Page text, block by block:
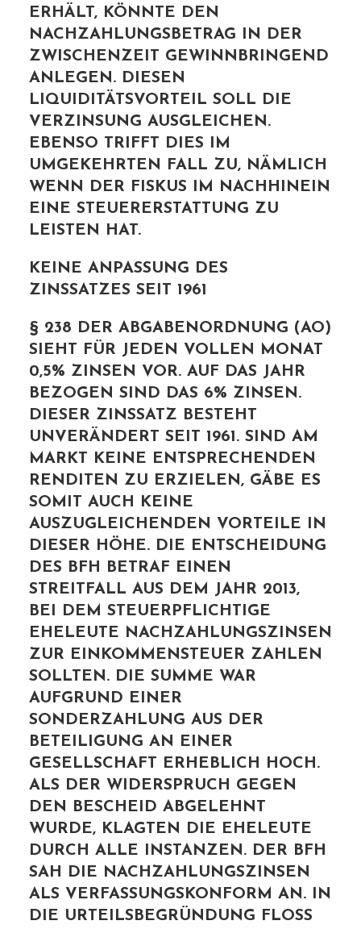
ÄLT, KÖNNTE DEN NAC
HZAHLUNGSBETRAG IN DER ZWI
SCHENZEIT GEWINNBRINGEND ANL
EGEN. DIESEN LIQ
UIDITÄTSVORTEIL SOLL DIE VER
ZINSUNG AUSGLEICHEN. EBE
NSO TRIFFT DIES IM UMG
EKEHRTEN FALL ZU, NÄMLICH WEN
N DER FISKUS IM NACHHINEIN EIN
E STEUERERSTATTUNG ZU LEI
STEN HAT.
KEINE ANPASSUNG DES
ZINSSATZES SEIT 1961
§ 238 DER ABGABENORDNUNG (AO)
SIEHT FÜR JEDEN VOLLEN MONAT
0,5% ZINSEN VOR. AUF DAS JAHR
BEZOGEN SIND DAS 6% ZINSEN.
DIESER ZINSSATZ BESTEHT
UNVERÄNDERT SEIT 1961. SIND AM
MARKT KEINE ENTSPRECHENDEN
RENDITEN ZU ERZIELEN, GÄBE ES
SOMIT AUCH KEINE
AUSZUGLEICHENDEN VORTEILE IN
DIESER HÖHE. DIE ENTSCHEIDUNG
DES BFH BETRAF EINEN
STREITFALL AUS DEM JAHR 2013,
BEI DEM STEUERPFLICHTIGE
EHELEUTE NACHZAHLUNGSZINSEN
ZUR EINKOMMENSTEUER ZAHLEN
SOLLTEN. DIE SUMME WAR
AUFGRUND EINER
SONDERZAHLUNG AUS DER
BETEILIGUNG AN EINER
GESELLSCHAFT ERHEBLICH HOCH.
ALS DER WIDERSPRUCH GEGEN
DEN BESCHEID ABGELEHNT
WURDE, KLAGTEN DIE EHELEUTE
DURCH ALLE INSTANZEN. DER BFH
SAH DIE NACHZAHLUNGSZINSEN
ALS VERFASSUNGSKONFORM AN. IN
DIE URTEILSBEGRÜNDUNG FLOSS